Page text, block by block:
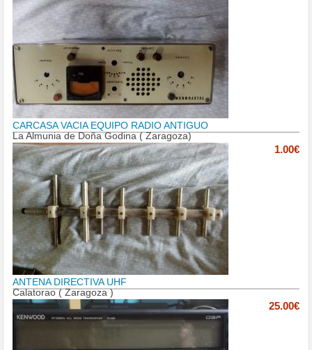
CARCASA VACIA EQUIPO RADIO ANTIGUO
La Almunia de Doña Godina ( Zaragoza)
1.00€
ANTENA DIRECTIVA UHF
Calatorao ( Zaragoza )
25.00€